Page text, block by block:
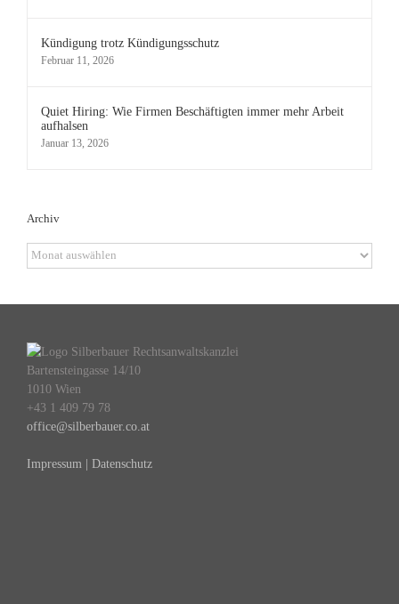
Kündigung trotz Kündigungsschutz
Februar 11, 2026
Quiet Hiring: Wie Firmen Beschäftigten immer mehr Arbeit
aufhalsen
Januar 13, 2026
Archiv
Archiv
Bartensteingasse 14/10
1010 Wien
+43 1 409 79 78
office@silberbauer.co.at
Impressum | Datenschutz